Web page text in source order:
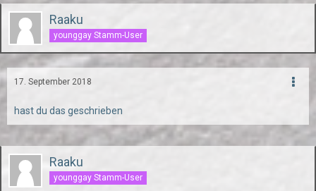
Raaku
younggay Stamm-User
17. September 2018
hast du das geschrieben
Raaku
younggay Stamm-User